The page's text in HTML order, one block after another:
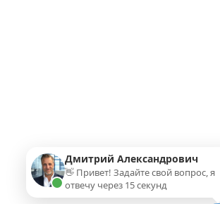
Дмитрий Александрович
👋 Привет! Задайте свой вопрос, я
отвечу через 15 секунд